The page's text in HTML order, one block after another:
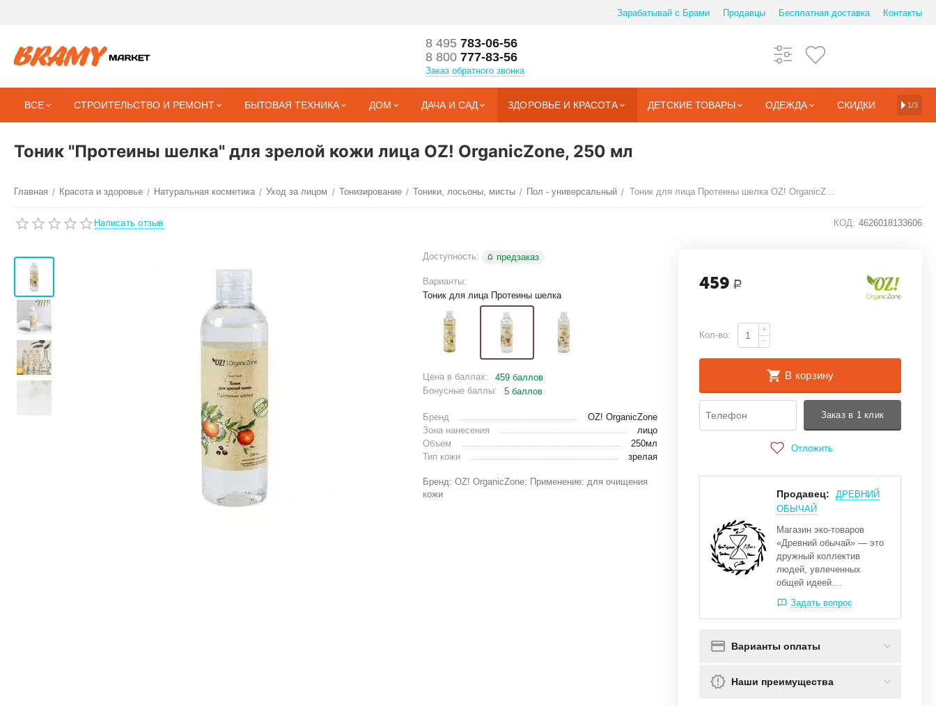
Зарабатывай с Брами Продавцы Бесплатная доставка Контакты
8 495783-06-56
8 800777-83-56
Заказ обратного звонка
ВСЕ СТРОИТЕЛЬСТВО И РЕМОНТ БЫТОВАЯ ТЕХНИКА ДОМ ДАЧА И САД ЗДОРОВЬЕ И КРАСОТА ДЕТСКИЕ ТОВАРЫ ОДЕЖДА СКИДКИ 1/3
Тоник "Протеины шелка" для зрелой кожи лица OZ! OrganicZone, 250 мл
Главная / Красота и здоровье / Натуральная косметика / Уход за лицом / Тонизирование / Тоники, лосьоны, мисты / Пол - универсальный / Тоник для лица Протеины шелка OZ! OrganicZone
Написать отзыв КОД: 4626018133606
Доступность: предзаказ
Варианты:
Тоник для лица Протеины шелка
Цена в баллах:
459 баллов
Бонусные баллы:
5 баллов
Бренд
OZ! OrganicZone
Зона нанесения
лицо
Объем
250мл
Тип кожи
зрелая
Бренд: OZ! OrganicZone; Применение: для очищения
кожи
459 Р
Кол-во:
+
−
В корзину
Заказ в 1 клик
Отложить
Продавец:
ДРЕВНИЙ
ОБЫЧАЙ
Магазин эко-товаров
«Древний обычай» — это
дружный коллектив
людей, увлеченных
общей идеей....
Задать вопрос
Варианты оплаты
Наши преимущества